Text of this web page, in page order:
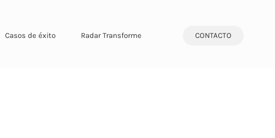
Casos de éxito Radar Transforme CONTACTO